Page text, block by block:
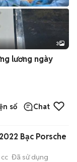
3
lương ngày
số Chat
Bạc Porsche
Đã sử dụng